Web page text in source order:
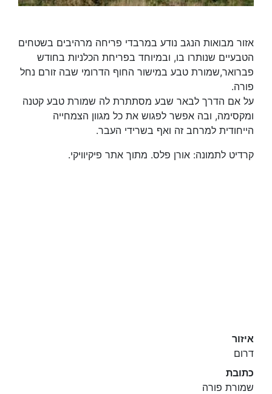
אזור מבואות הנגב נודע במרבדי פריחה מרהיבים בשטחים
הטבעיים שנותרו בו, ובמיוחד בפריחת הכלניות בחודש
פברואר,שמורת טבע במישור החוף הדרומי שבה זורם נחל
פורה.
על אם הדרך לבאר שבע מסתתרת לה שמורת טבע קטנה
ומקסימה, ובה אפשר לפגוש את כל מגוון הצמחייה
הייחודית למרחב זה ואף בשרידי העבר.
קרדיט לתמונה: אורן פלס. מתוך אתר פיקיוויקי.
איזור
דרום
כתובת
שמורת פורה